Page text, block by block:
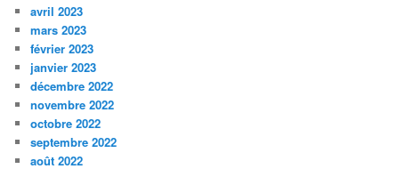
avril 2023
mars 2023
février 2023
janvier 2023
décembre 2022
novembre 2022
octobre 2022
septembre 2022
août 2022